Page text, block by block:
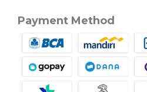
Payment Method